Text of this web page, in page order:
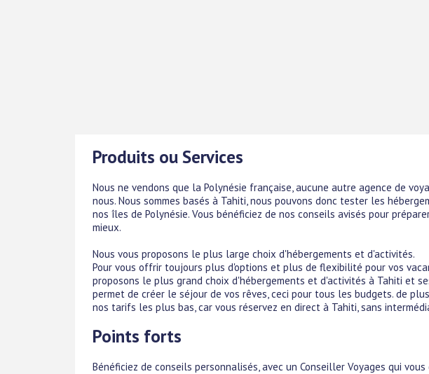
Produits ou Services
Nous ne vendons que la Polynésie française, aucune autre agence de
nous. Nous sommes basés à Tahiti, nous pouvons donc tester les
nos îles de Polynésie. Vous bénéficiez de nos conseils avisés pour
mieux.
Nous vous proposons le plus large choix d'hébergements et d'activités.
Pour vous offrir toujours plus d'options et plus de flexibilité pour vos
proposons le plus grand choix d'hébergements et d'activités à Tahiti et
permet de créer le séjour de vos rêves, ceci pour tous les budgets. de
nos tarifs les plus bas, car vous réservez en direct à Tahiti, sans
Points forts
Bénéficiez de conseils personnalisés, avec un Conseiller Voyages qui vous